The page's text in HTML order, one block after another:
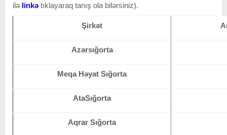
ilə linkə tıklayaraq tanış ola bilərsiniz).
Şirkət
Azərsığorta
Meqa Həyat Sığorta
AtaSığorta
Aqrar Sığorta